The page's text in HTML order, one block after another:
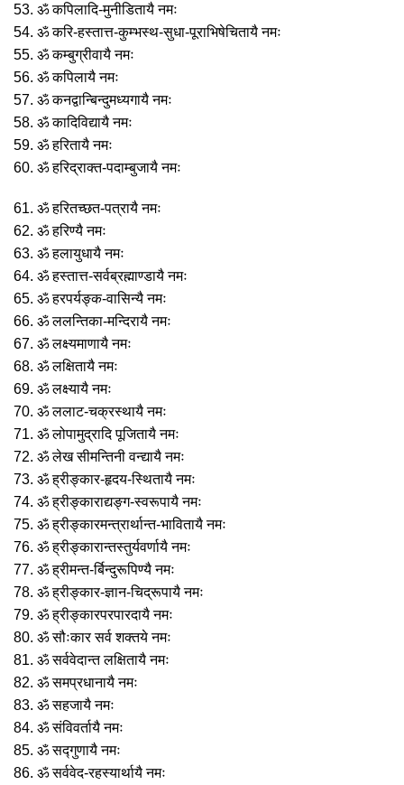
53. ॐ कपिलादि-मुनीडितायै नमः
54. ॐ करि-हस्तात्त-कुम्भस्थ-सुधा-पूराभिषेचितायै नमः
55. ॐ कम्बुग्रीवायै नमः
56. ॐ कपिलायै नमः
57. ॐ कनद्वान्बिन्दुमध्यगायै नमः
58. ॐ कादिविद्यायै नमः
59. ॐ हरितायै नमः
60. ॐ हरिद्राक्त-पदाम्बुजायै नमः
61. ॐ हरितच्छत-पत्रायै नमः
62. ॐ हरिण्यै नमः
63. ॐ हलायुधायै नमः
64. ॐ हस्तात्त-सर्वब्रह्माण्डायै नमः
65. ॐ हरपर्यङ्क-वासिन्यै नमः
66. ॐ ललन्तिका-मन्दिरायै नमः
67. ॐ लक्ष्यमाणायै नमः
68. ॐ लक्षितायै नमः
69. ॐ लक्ष्यायै नमः
70. ॐ ललाट-चक्रस्थायै नमः
71. ॐ लोपामुद्रादि पूजितायै नमः
72. ॐ लेख सीमन्तिनी वन्द्यायै नमः
73. ॐ ह्रीङ्कार-हृदय-स्थितायै नमः
74. ॐ ह्रीङ्काराद्यङ्ग-स्वरूपायै नमः
75. ॐ ह्रीङ्कारमन्त्रार्थान्त-भावितायै नमः
76. ॐ ह्रीङ्कारान्तस्तुर्यवर्णायै नमः
77. ॐ ह्रीमन्त-र्बिन्दुरूपिण्यै नमः
78. ॐ ह्रीङ्कार-ज्ञान-चिद्रूपायै नमः
79. ॐ ह्रीङ्कारपरपारदायै नमः
80. ॐ सौःकार सर्व शक्तये नमः
81. ॐ सर्ववेदान्त लक्षितायै नमः
82. ॐ समप्रधानायै नमः
83. ॐ सहजायै नमः
84. ॐ संविवर्तायै नमः
85. ॐ सद्गुणायै नमः
86. ॐ सर्ववेद-रहस्यार्थायै नमः